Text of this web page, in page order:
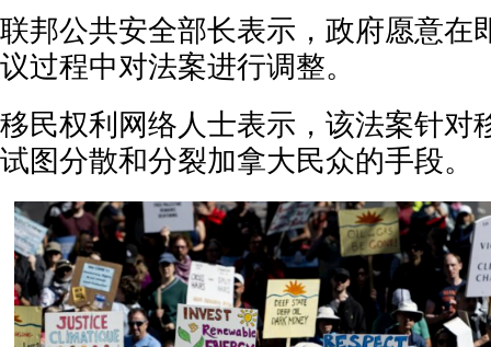
联邦公共安全部长表示，政府愿意在
议过程中对法案进行调整。
移民权利网络人士表示，该法案针对
试图分散和分裂加拿大民众的手段。